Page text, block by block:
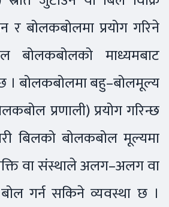
र बोलकबोलमा प्रयोग गरिने
बोलकबोलको माध्यमबाट
। बोलकबोलमा बहु–बोलमूल्य
प्रणाली) प्रयोग गरिन्छ
बिलको बोलकबोल मूल्यमा
वा संस्थाले अलग–अलग वा
गर्न सकिने व्यवस्था छ ।